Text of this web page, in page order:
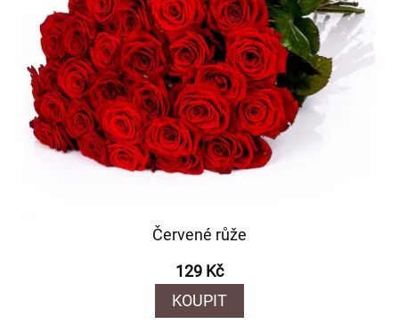
Červené růže
129 Kč
KOUPIT